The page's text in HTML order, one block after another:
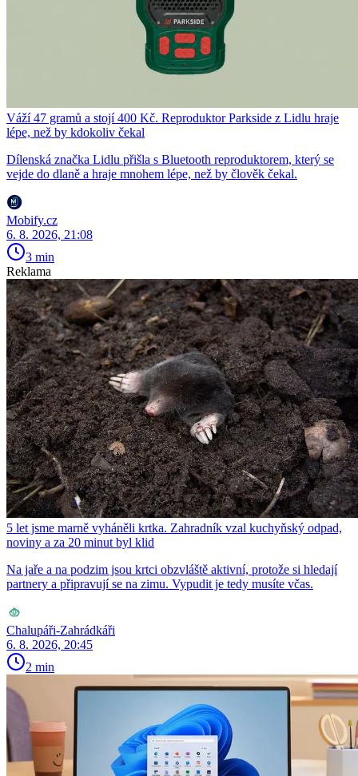
Váží 47 gramů a stojí 400 Kč. Reproduktor Parkside z Lidlu hraje
lépe, než by kdokoliv čekal
Dílenská značka Lidlu přišla s Bluetooth reproduktorem, který se
vejde do dlaně a hraje mnohem lépe, než by člověk čekal.
Mobify.cz
6. 8. 2026, 21:08
3 min
Reklama
5 let jsme marně vyháněli krtka. Zahradník vzal kuchyňský odpad,
noviny a za 20 minut byl klid
Na jaře a na podzim jsou krtci obzvláště aktivní, protože si hledají
partnery a připravují se na zimu. Vypudit je tedy musíte včas.
Chalupáři-Zahrádkáři
6. 8. 2026, 20:45
2 min